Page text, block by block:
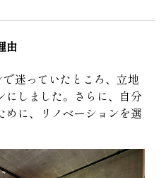
由
迷っていたところ、立地
しました。さらに、自分
めに、リノベーションを選